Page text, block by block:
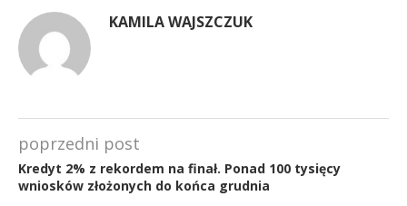
KAMILA WAJSZCZUK
poprzedni post
Kredyt 2% z rekordem na finał. Ponad 100 tysięcy
wniosków złożonych do końca grudnia